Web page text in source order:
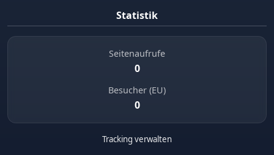
Statistik
Seitenaufrufe
0
Besucher (EU)
0
Tracking verwalten